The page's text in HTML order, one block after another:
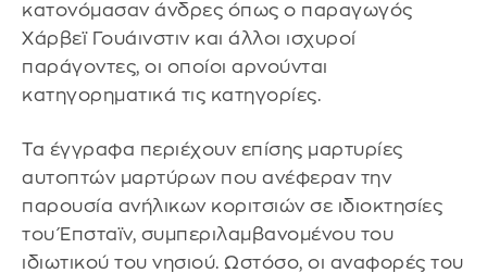
κατονόμασαν άνδρες όπως ο παραγωγός
Χάρβεϊ Γουάινστιν και άλλοι ισχυροί
παράγοντες, οι οποίοι αρνούνται
κατηγορηματικά τις κατηγορίες.
Τα έγγραφα περιέχουν επίσης μαρτυρίες
αυτοπτών μαρτύρων που ανέφεραν την
παρουσία ανήλικων κοριτσιών σε ιδιοκτησίες
του Έπσταϊν, συμπεριλαμβανομένου του
ιδιωτικού του νησιού. Ωστόσο, οι αναφορές του